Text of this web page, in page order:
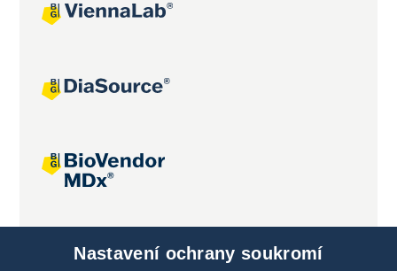
Nastavení ochrany soukromí